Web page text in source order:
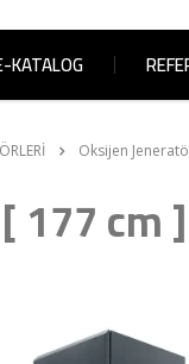
KATALOG
Oksijen
177 cm ]